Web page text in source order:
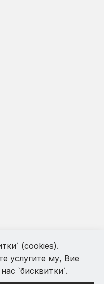
(cookies).
услугите му, Вие
`бисквитки`.